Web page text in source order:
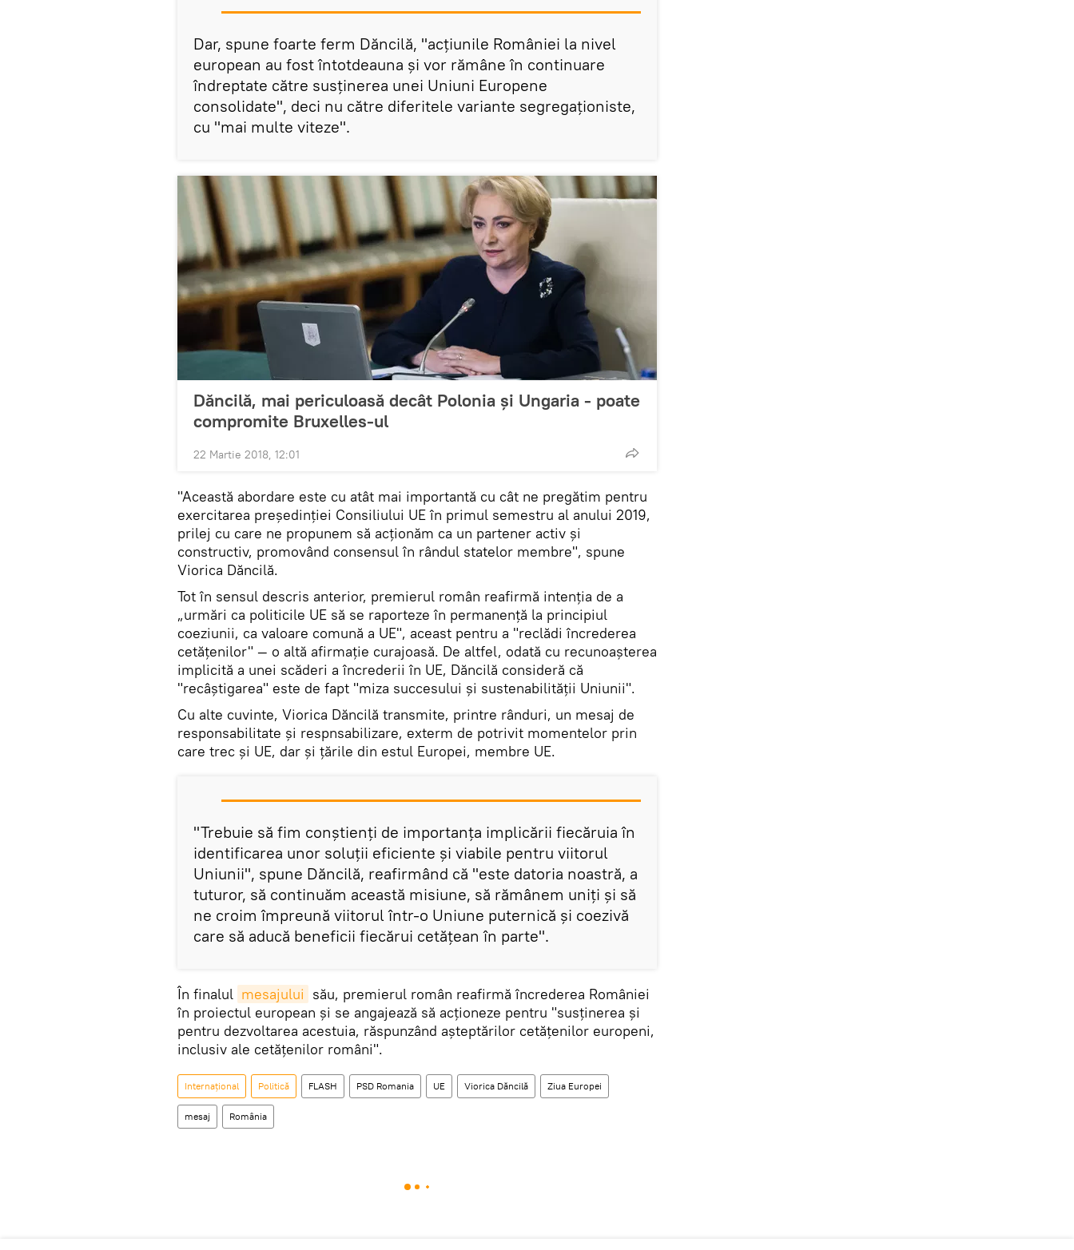
Dar, spune foarte ferm Dăncilă, "acțiunile României la nivel
european au fost întotdeauna și vor rămâne în continuare
îndreptate către susținerea unei Uniuni Europene
consolidate", deci nu către diferitele variante segregaționiste,
cu "mai multe viteze".
Dăncilă, mai periculoasă decât Polonia și Ungaria - poate
compromite Bruxelles-ul
22 Martie 2018, 12:01
"Această abordare este cu atât mai importantă cu cât ne pregătim pentru
exercitarea președinției Consiliului UE în primul semestru al anului 2019,
prilej cu care ne propunem să acționăm ca un partener activ și
constructiv, promovând consensul în rândul statelor membre", spune
Viorica Dăncilă.
Tot în sensul descris anterior, premierul român reafirmă intenția de a
„urmări ca politicile UE să se raporteze în permanență la principiul
coeziunii, ca valoare comună a UE", aceast pentru a "reclădi încrederea
cetățenilor" — o altă afirmație curajoasă. De altfel, odată cu recunoașterea
implicită a unei scăderi a încrederii în UE, Dăncilă consideră că
"recâștigarea" este de fapt "miza succesului și sustenabilității Uniunii".
Cu alte cuvinte, Viorica Dăncilă transmite, printre rânduri, un mesaj de
responsabilitate și respnsabilizare, exterm de potrivit momentelor prin
care trec și UE, dar și țările din estul Europei, membre UE.
"Trebuie să fim conștienți de importanța implicării fiecăruia în
identificarea unor soluții eficiente și viabile pentru viitorul
Uniunii", spune Dăncilă, reafirmând că "este datoria noastră, a
tuturor, să continuăm această misiune, să rămânem uniți și să
ne croim împreună viitorul într-o Uniune puternică şi coezivă
care să aducă beneficii fiecărui cetăţean în parte".
În finalul mesajului său, premierul român reafirmă încrederea României
în proiectul european și se angajează să acționeze pentru "susținerea și
pentru dezvoltarea acestuia, răspunzând așteptărilor cetățenilor europeni,
inclusiv ale cetățenilor români".
Internaţional Politică FLASH PSD Romania UE Viorica Dăncilă Ziua Europei
mesaj România